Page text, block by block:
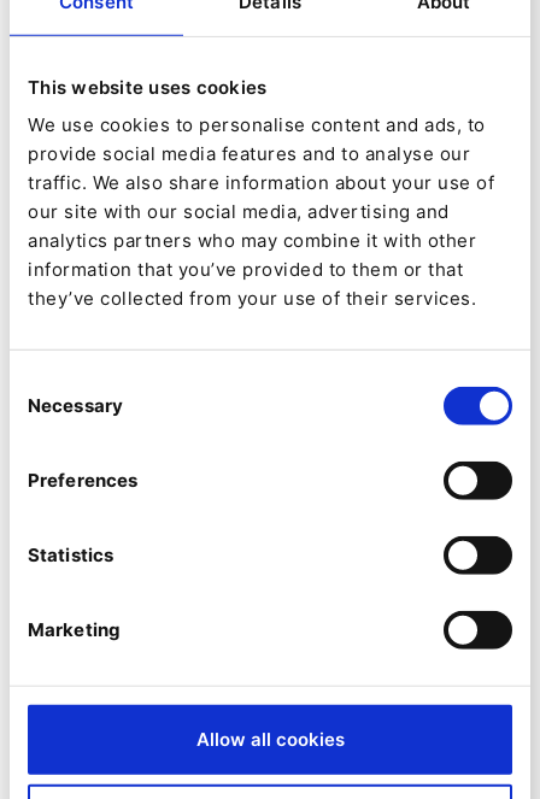
This website uses cookies
We use cookies to personalise content and ads, to
provide social media features and to analyse our
traffic. We also share information about your use of
our site with our social media, advertising and
analytics partners who may combine it with other
information that you’ve provided to them or that
they’ve collected from your use of their services.
Selection
Necessary
Preferences
Statistics
Marketing
Allow all cookies
QNTM Connect et DALL-E
QNTM Connect sert de pont entre Ibexa DXP et
la génération d'images via une plateforme
d'intégration en tant que service (iPaaS). Cette
plateforme permet l'automatisation fluide des
outils comme DALL-E d'OpenAI, QNTM Connect
peut significativement améliorer la manière dont
les professionnels du marketing recherchent et
génèrent des images d'arrière-plan pour leur
contenu de blog.
Génération automatisée d'images :
Avec
peuvent automatiser la génération d'images
avec DALL-E dès la création d'un nouvel article
de blog. Cette automatisation permet de gagner